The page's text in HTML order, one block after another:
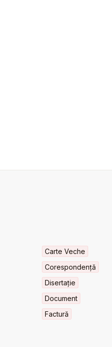
Carte Veche
Corespondență
Disertație
Document
Factură